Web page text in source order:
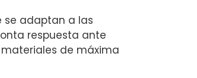
se adaptan a las
respuesta ante
de máxima